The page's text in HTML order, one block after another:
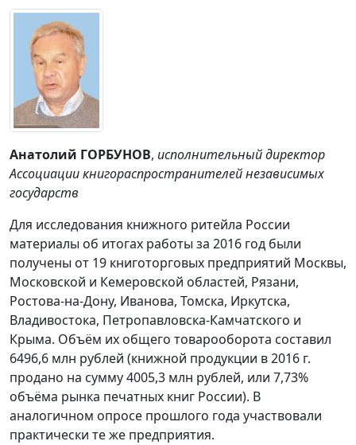
Анатолий ГОРБУНОВ, исполнительный директор
Ассоциации книгораспространителей независимых
государств
Для исследования книжного ритейла России
материалы об итогах работы за 2016 год были
получены от 19 книготорговых предприятий Москвы,
Московской и Кемеровской областей, Рязани,
Ростова-на-Дону, Иванова, Томска, Иркутска,
Владивостока, Петропавловска-Камчатского и
Крыма. Объём их общего товарооборота составил
6496,6 млн рублей (книжной продукции в 2016 г.
продано на сумму 4005,3 млн рублей, или 7,73%
объёма рынка печатных книг России). В
аналогичном опросе прошлого года участвовали
практически те же предприятия.